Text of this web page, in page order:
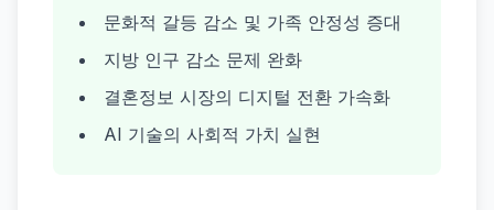
문화적 갈등 감소 및 가족 안정성 증대
지방 인구 감소 문제 완화
결혼정보 시장의 디지털 전환 가속화
AI 기술의 사회적 가치 실현